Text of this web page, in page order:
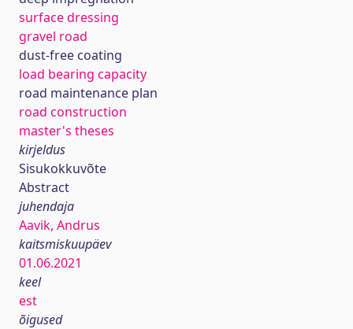
surface dressing
gravel road
dust-free coating
load bearing capacity
road maintenance plan
road construction
master's theses
kirjeldus
Sisukokkuvõte
Abstract
juhendaja
Aavik, Andrus
kaitsmiskuupäev
01.06.2021
keel
est
õigused